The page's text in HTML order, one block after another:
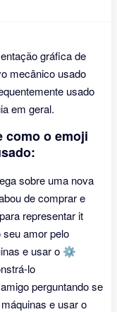
gráfica de
mecânico usado
usado
em geral.
como o emoji
sobre uma nova
de comprar e
representar it
amor pelo
e usar o ⚙
lo
perguntando se
e usar o